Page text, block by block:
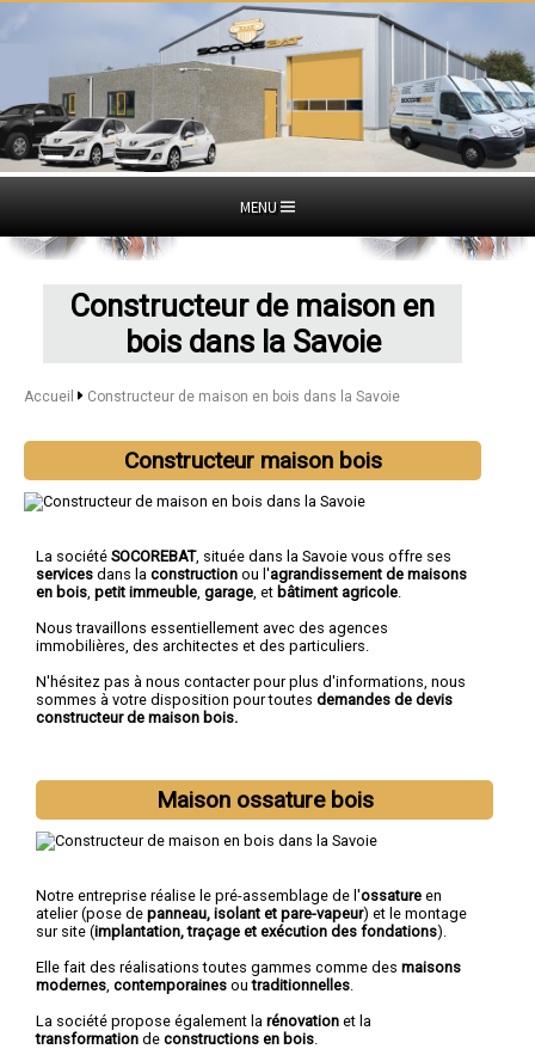
MENU
Constructeur de maison en
bois dans la Savoie
Accueil Constructeur de maison en bois dans la Savoie
Constructeur maison bois
La société SOCOREBAT, située dans la Savoie vous offre ses
services dans la construction ou l'agrandissement de maisons
en bois petit immeuble garage , et bâtiment agricole
Nous travaillons essentiellement avec des agences
immobilières, des architectes et des particuliers.
N'hésitez pas à nous contacter pour plus d'informations, nous
sommes à votre disposition pour toutes demandes de devis
constructeur de maison bois.
Maison ossature bois
Notre entreprise réalise le pré-assemblage de l'ossature en
atelier (pose de panneau, isolant et pare-vapeur) et le montage
sur site (implantation, traçage et exécution des fondations).
Elle fait des réalisations toutes gammes comme des maisons
modernes contemporaines outraditionnelles
La société propose également la rénovation et la
transformation de constructions en bois